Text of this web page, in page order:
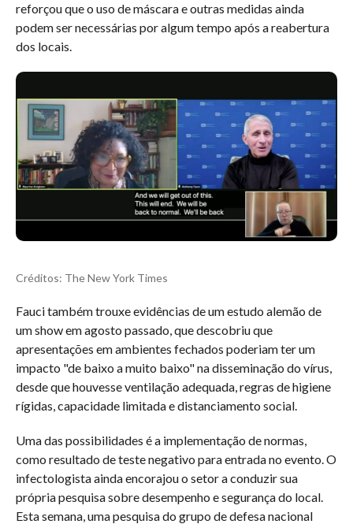
reforçou que o uso de máscara e outras medidas ainda
podem ser necessárias por algum tempo após a reabertura
dos locais.
Créditos: The New York Times
Fauci também trouxe evidências de um estudo alemão de
um show em agosto passado, que descobriu que
apresentações em ambientes fechados poderiam ter um
impacto "de baixo a muito baixo" na disseminação do vírus,
desde que houvesse ventilação adequada, regras de higiene
rígidas, capacidade limitada e distanciamento social.
Uma das possibilidades é a implementação de normas,
como resultado de teste negativo para entrada no evento. O
infectologista ainda encorajou o setor a conduzir sua
própria pesquisa sobre desempenho e segurança do local.
Esta semana, uma pesquisa do grupo de defesa nacional